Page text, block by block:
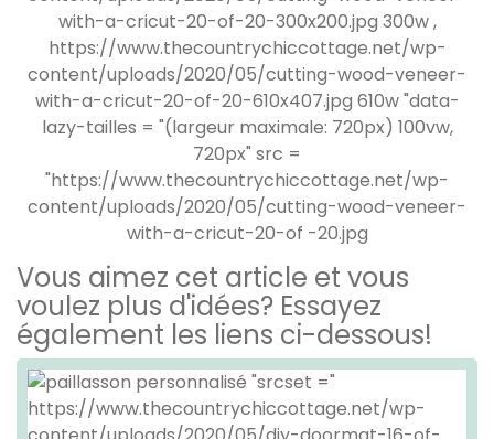
Vous aimez cet article et vous
voulez plus d'idées? Essayez
également les liens ci-dessous!